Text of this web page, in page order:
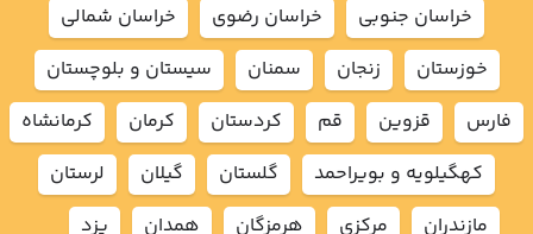
خراسان جنوبي
خراسان رضوي
خراسان شمالي
خوزستان
زنجان سمنان
سيستان و بلوچستان
فارس
قزوين قم كردستان كرمان
كرمانشاه
كهگيلويه و بويراحمد
گلستان گيلان
لرستان
مازندران
مركزي هرمزگان همدان يزد